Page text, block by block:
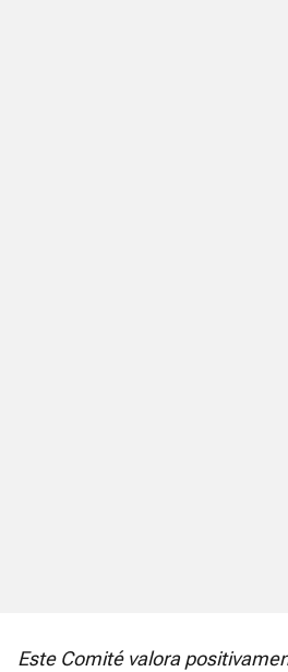
Este Comité valora